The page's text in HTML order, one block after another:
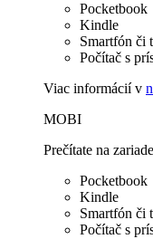
Pocketbook
Kindle
Smartfón či
Počítač s
Viac informácií v
MOBI
Prečítate na
Pocketbook
Kindle
Smartfón či
Počítač s